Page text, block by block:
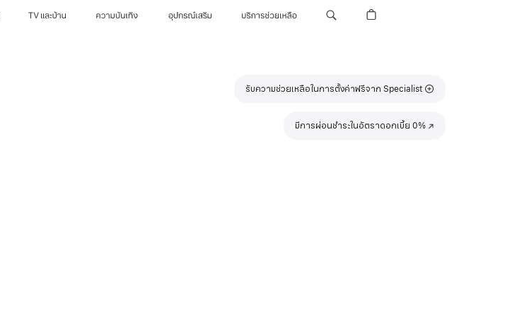
TV และบ้าน ความบันเทิง อุปกรณ์เสริม บริการช่วยเหลือ
รับความช่วยเหลือในการตั้งค่าฟรีจาก Specialist
มีการผ่อนชำระในอัตราดอกเบี้ย 0%
(เปิด